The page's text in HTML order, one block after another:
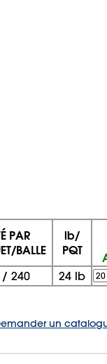
PAR
BALLE
lb/
PQT
/ 240 24 lb
un